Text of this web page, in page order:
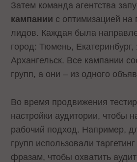
Затем команда агентства
кампании с оптимизацией на
лидов. Каждая была
город: Тюмень,
Архангельск. Все кампании
групп, а они – из одного
Во время продвижения
настройки аудитории, чтобы
рабочий подход. Например,
групп использовали
фразам, чтобы охватить